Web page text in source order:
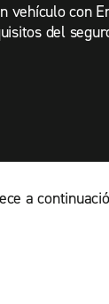
vehículo con
del
a